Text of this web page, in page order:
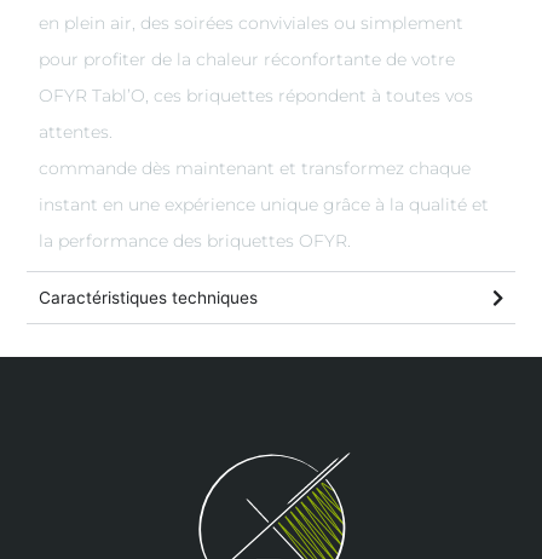
en plein air, des soirées conviviales ou simplement
pour profiter de la chaleur réconfortante de votre
OFYR Tabl’O, ces briquettes répondent à toutes vos
attentes.
commande dès maintenant et transformez chaque
instant en une expérience unique grâce à la qualité et
la performance des briquettes OFYR.
Caractéristiques techniques